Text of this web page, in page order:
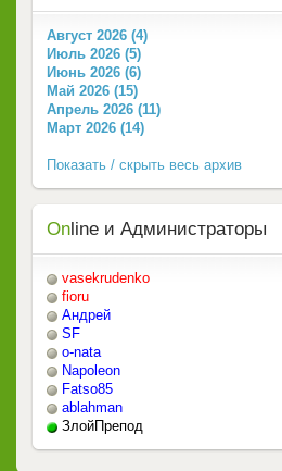
Август 2026 (4)
Июль 2026 (5)
Июнь 2026 (6)
Май 2026 (15)
Апрель 2026 (11)
Март 2026 (14)
Показать / скрыть весь архив
On line и Администраторы
vasekrudenko
fioru
Андрей
SF
o-nata
Napoleon
Fatso85
ablahman
ЗлойПрепод